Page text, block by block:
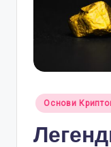
Опубліковано
Основи